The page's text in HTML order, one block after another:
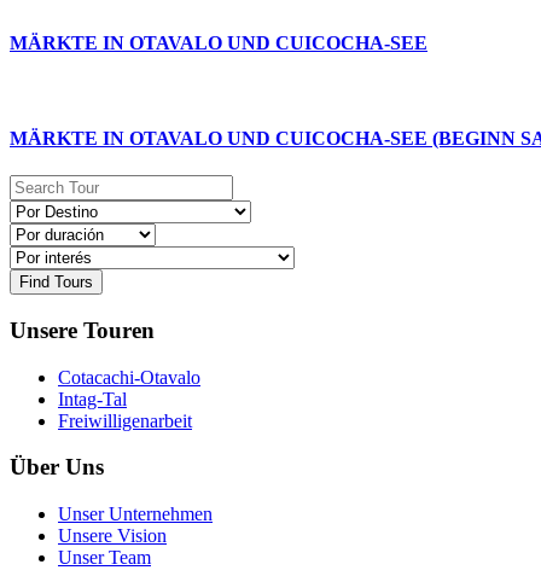
MÄRKTE IN OTAVALO UND CUICOCHA-SEE
MÄRKTE IN OTAVALO UND CUICOCHA-SEE (BEGINN
Find Tours
Unsere Touren
Cotacachi-Otavalo
Intag-Tal
Freiwilligenarbeit
Über Uns
Unser Unternehmen
Unsere Vision
Unser Team